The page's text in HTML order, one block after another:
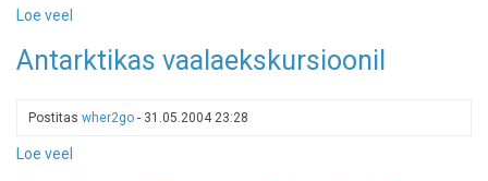
Loe veel
Antarktikas
Antarktikas vaalaekskursioonil
Postitas wher2go - 31.05.2004 23:28
Loe veel